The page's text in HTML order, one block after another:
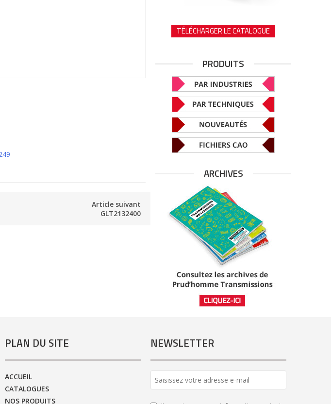
Article suivant
GLT2132400
TÉLÉCHARGER LE CATALOGUE
PRODUITS
ARCHIVES
PLAN DU SITE
ACCUEIL
CATALOGUES
NOS PRODUITS
NEWSLETTER
Email *